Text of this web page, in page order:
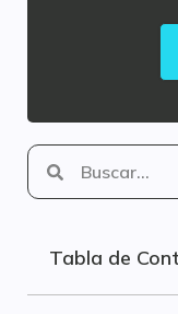
Tabla de